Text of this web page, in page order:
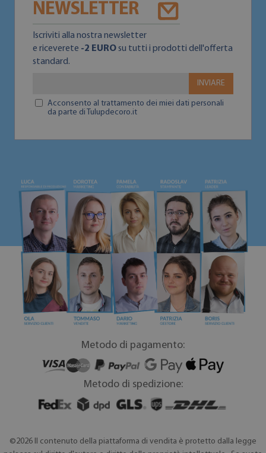
NEWSLETTER
Iscriviti alla nostra newsletter
e riceverete -2 EUROsu tutti i prodotti dell'offerta
standard.
INVIARE
Acconsento al trattamento dei miei dati personali
da parte di Tulupdecoro.it
Metodo di pagamento:
Metodo di spedizione:
©2026 Il contenuto della piattaforma di vendita è protetto dalla legge